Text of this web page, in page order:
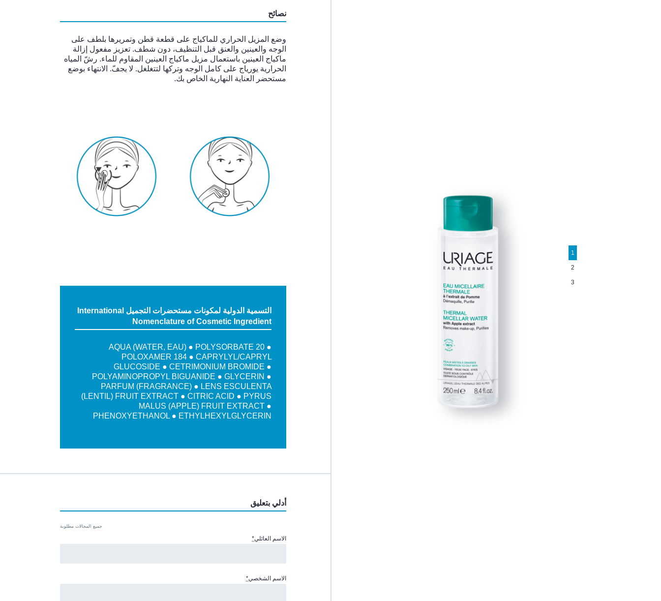
1
2
3
نصائح
وضع المزيل الحراري للماكياج على قطعة قطن وتمريرها بلطف على
الوجه والعينين والعنق قبل التنظيف، دون شطف. تعزيز مفعول إزالة
ماكياج العينين باستعمال مزيل ماكياج العينين المقاوم للماء. رشّ المياه
الحرارية يورياج على كامل الوجه وتركها لتتغلغل. لا يجفّ. الانتهاء بوضع
مستحضر العناية النهارية الخاص بك.
التسمية الدولية لمكونات مستحضرات التجميل International
Nomenclature of Cosmetic Ingredient
AQUA (WATER, EAU) ● POLYSORBATE 20 ●
POLOXAMER 184 ● CAPRYLYL/CAPRYL
GLUCOSIDE ● CETRIMONIUM BROMIDE ●
POLYAMINOPROPYL BIGUANIDE ● GLYCERIN ●
PARFUM (FRAGRANCE) ● LENS ESCULENTA
(LENTIL) FRUIT EXTRACT ● CITRIC ACID ● PYRUS
MALUS (APPLE) FRUIT EXTRACT ●
PHENOXYETHANOL ● ETHYLHEXYLGLYCERIN
أدلي بتعليق
جميع المجالات مطلوبة
الاسم العائلي*
الاسم الشخصي*